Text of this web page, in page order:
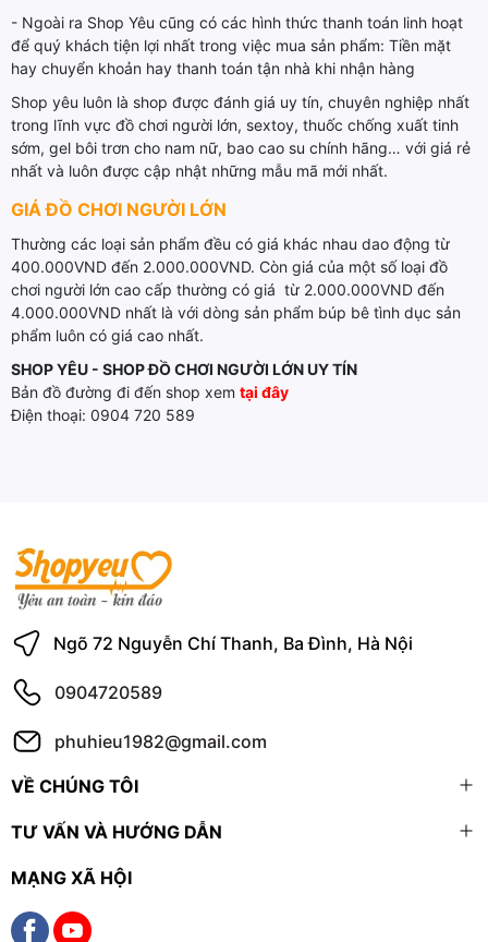
- Ngoài ra Shop Yêu cũng có các hình thức thanh toán linh hoạt
để quý khách tiện lợi nhất trong việc mua sản phẩm: Tiền mặt
hay chuyển khoản hay thanh toán tận nhà khi nhận hàng
Shop yêu luôn là shop được đánh giá uy tín, chuyên nghiệp nhất
trong lĩnh vực đồ chơi người lớn, sextoy, thuốc chống xuất tinh
sớm, gel bôi trơn cho nam nữ, bao cao su chính hãng… với giá rẻ
nhất và luôn được cập nhật những mẫu mã mới nhất.
GIÁ ĐỒ CHƠI NGƯỜI LỚN
Thường các loại sản phẩm đều có giá khác nhau dao động từ
400.000VND đến 2.000.000VND. Còn giá của một số loại đồ
chơi người lớn cao cấp thường có giá từ 2.000.000VND đến
4.000.000VND nhất là với dòng sản phẩm búp bê tình dục sản
phẩm luôn có giá cao nhất.
SHOP YÊU - SHOP ĐỒ CHƠI NGƯỜI LỚN UY TÍN
Bản đồ đường đi đến shop xem tại đây
Điện thoại: 0904 720 589
Ngõ 72 Nguyễn Chí Thanh, Ba Đình, Hà Nội
0904720589
phuhieu1982@gmail.com
VỀ CHÚNG TÔI
TƯ VẤN VÀ HƯỚNG DẪN
MẠNG XÃ HỘI